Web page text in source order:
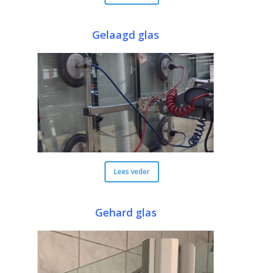
Gelaagd glas
Lees veder
Gehard glas